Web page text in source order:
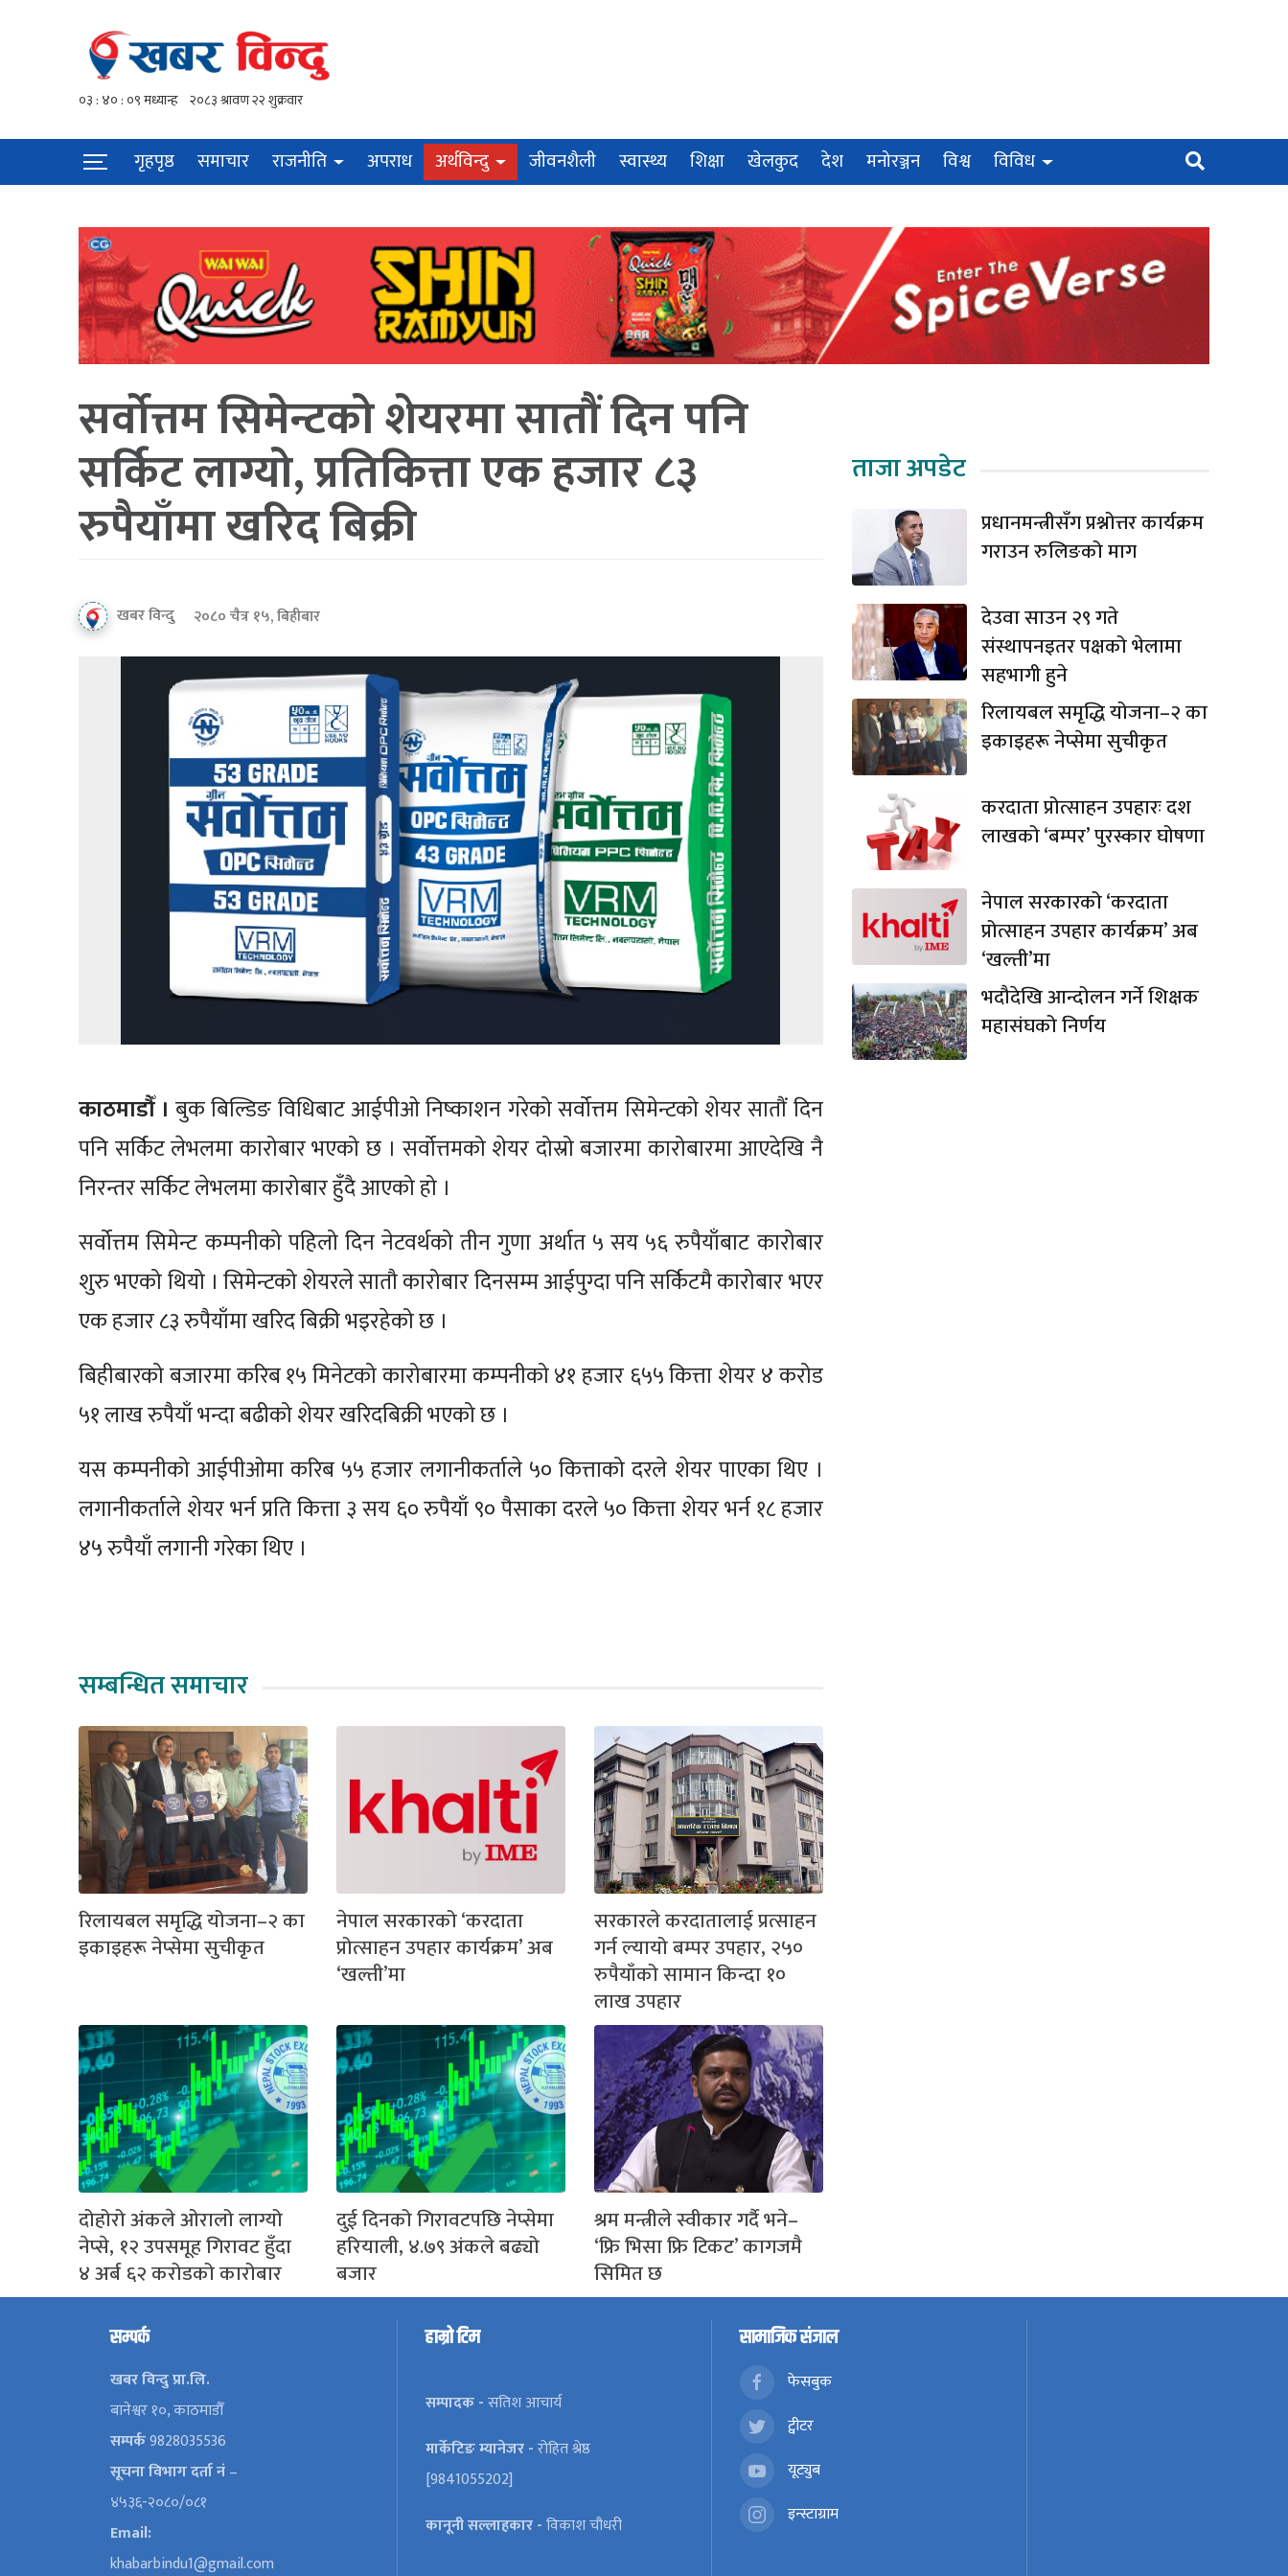
गृहपृष्ठ समाचार राजनीति अपराध अर्थविन्दु जीवनशैली स्वास्थ्य शिक्षा खेलकुद देश मनोरञ्जन विश्व विविध
सर्वोत्तम सिमेन्टको शेयरमा सातौं दिन पनि
सर्किट लाग्यो, प्रतिकित्ता एक हजार ८३
रुपैयाँमा खरिद बिक्री
खबर विन्दु २०८० चैत्र १५, बिहीबार
काठमाडौँ । बुक बिल्डिङ विधिबाट आईपीओ निष्काशन गरेको सर्वोत्तम सिमेन्टको शेयर सातौं दिन
पनि सर्किट लेभलमा कारोबार भएको छ । सर्वोत्तमको शेयर दोस्रो बजारमा कारोबारमा आएदेखि नै
निरन्तर सर्किट लेभलमा कारोबार हुँदै आएको हो ।
सर्वोत्तम सिमेन्ट कम्पनीको पहिलो दिन नेटवर्थको तीन गुणा अर्थात ५ सय ५६ रुपैयाँबाट कारोबार
शुरु भएको थियो । सिमेन्टको शेयरले सातौ कारोबार दिनसम्म आईपुग्दा पनि सर्किटमै कारोबार भएर
एक हजार ८३ रुपैयाँमा खरिद बिक्री भइरहेको छ ।
बिहीबारको बजारमा करिब १५ मिनेटको कारोबारमा कम्पनीको ४१ हजार ६५५ कित्ता शेयर ४ करोड
५१ लाख रुपैयाँ भन्दा बढीको शेयर खरिदबिक्री भएको छ ।
यस कम्पनीको आईपीओमा करिब ५५ हजार लगानीकर्ताले ५० कित्ताको दरले शेयर पाएका थिए ।
लगानीकर्ताले शेयर भर्न प्रति कित्ता ३ सय ६० रुपैयाँ ९० पैसाका दरले ५० कित्ता शेयर भर्न १८ हजार
४५ रुपैयाँ लगानी गरेका थिए ।
सम्बन्धित समाचार
रिलायबल समृद्धि योजना–२ का
इकाइहरू नेप्सेमा सुचीकृत
नेपाल सरकारको ‘करदाता
प्रोत्साहन उपहार कार्यक्रम’ अब
‘खल्ती’मा
सरकारले करदातालाई प्रत्साहन
गर्न ल्यायो बम्पर उपहार, २५०
रुपैयाँको सामान किन्दा १०
लाख उपहार
दोहोरो अंकले ओरालो लाग्यो
नेप्से, १२ उपसमूह गिरावट हुँदा
४ अर्ब ६२ करोडको कारोबार
दुई दिनको गिरावटपछि नेप्सेमा
हरियाली, ४.७९ अंकले बढ्यो
बजार
श्रम मन्त्रीले स्वीकार गर्दै भने–
‘फ्रि भिसा फ्रि टिकट’ कागजमै
सिमित छ
ताजा अपडेट
प्रधानमन्त्रीसँग प्रश्नोत्तर कार्यक्रम
गराउन रुलिङको माग
देउवा साउन २९ गते
संस्थापनइतर पक्षको भेलामा
सहभागी हुने
रिलायबल समृद्धि योजना–२ का
इकाइहरू नेप्सेमा सुचीकृत
करदाता प्रोत्साहन उपहारः दश
लाखको ‘बम्पर’ पुरस्कार घोषणा
नेपाल सरकारको ‘करदाता
प्रोत्साहन उपहार कार्यक्रम’ अब
‘खल्ती’मा
भदौदेखि आन्दोलन गर्ने शिक्षक
महासंघको निर्णय
सम्पर्क
खबर विन्दु प्रा.लि.
बानेश्वर १०, काठमाडौँ
सम्पर्क9828035536
सूचना विभाग दर्ता नं–
४५३६-२०८०/०८१
Email:
khabarbindu1@gmail.com
हाम्रो टिम
सम्पादक -सतिश आचार्य
मार्केटिङ म्यानेजर -रोहित श्रेष्ठ
[9841055202]
कानूनी सल्लाहकार -विकाश चौधरी
सामाजिक संजाल
फेसबुक
ट्वीटर
यूट्युब
इन्स्टाग्राम